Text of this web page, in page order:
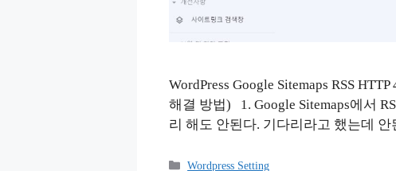
WordPress Google Sitemaps RSS
해결 방법) 1. Google Sitemaps에서
리 해도 안된다. 기다리라고 했는데
Categories
Wordpress Setting